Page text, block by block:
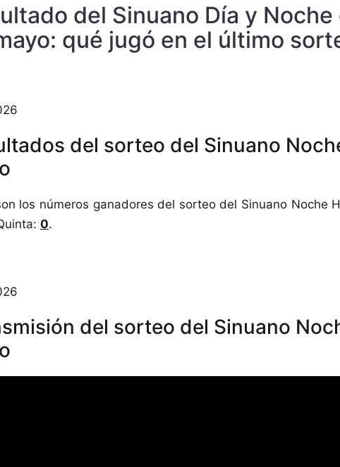
del Sinuano Día y Noche
qué jugó en el último
del sorteo del Sinuano
los números ganadores del sorteo del Sinuano Noche
0.
del sorteo del Sinuano